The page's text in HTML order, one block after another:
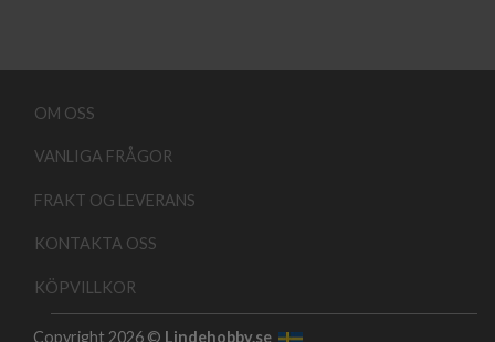
OM OSS
VANLIGA FRÅGOR
FRAKT OG LEVERANS
KONTAKTA OSS
KÖPVILLKOR
Copyright 2026 © Lindehobby.se